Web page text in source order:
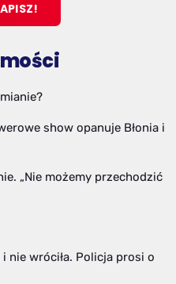
show opanuje Błonia i
„Nie możemy przechodzić
nie wróciła. Policja prosi o